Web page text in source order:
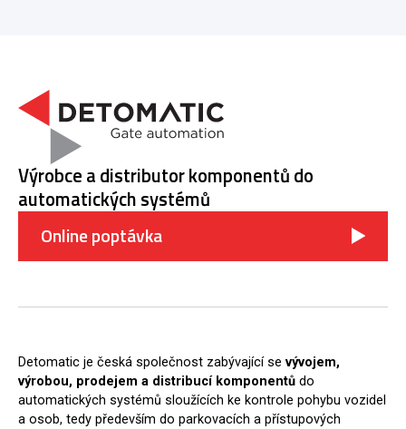
Výrobce a distributor komponentů do
automatických systémů
Online poptávka
Detomatic je česká společnost zabývající se vývojem,
výrobou, prodejem a distribucí komponentů do
automatických systémů sloužících ke kontrole pohybu vozidel
a osob, tedy především do parkovacích a přístupových